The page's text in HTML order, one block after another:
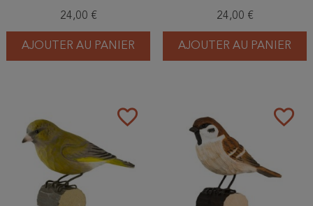
24,00 €
AJOUTER AU PANIER
24,00 €
AJOUTER AU PANIER
favorite_border favorite_border